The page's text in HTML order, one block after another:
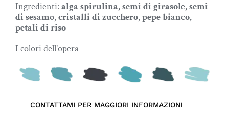
Ingredienti: alga spirulina, semi di girasole, semi
di sesamo, cristalli di zucchero, pepe bianco,
petali di riso
I colori dell’opera
CONTATTAMI PER MAGGIORI INFORMAZIONI